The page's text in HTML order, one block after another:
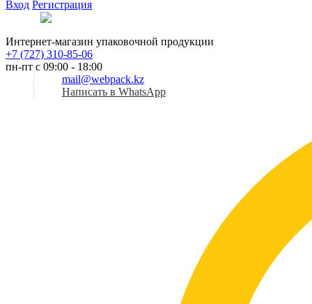
Вход Регистрация
Интернет-магазин упаковочной продукции
+7 (727) 310-85-06
пн-пт с 09:00 - 18:00
mail@webpack.kz
Написать в WhatsApp